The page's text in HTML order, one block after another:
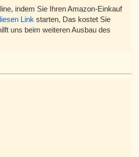
indem Sie Ihren Amazon-Einkauf
Link starten, Das kostet Sie
uns beim weiteren Ausbau des